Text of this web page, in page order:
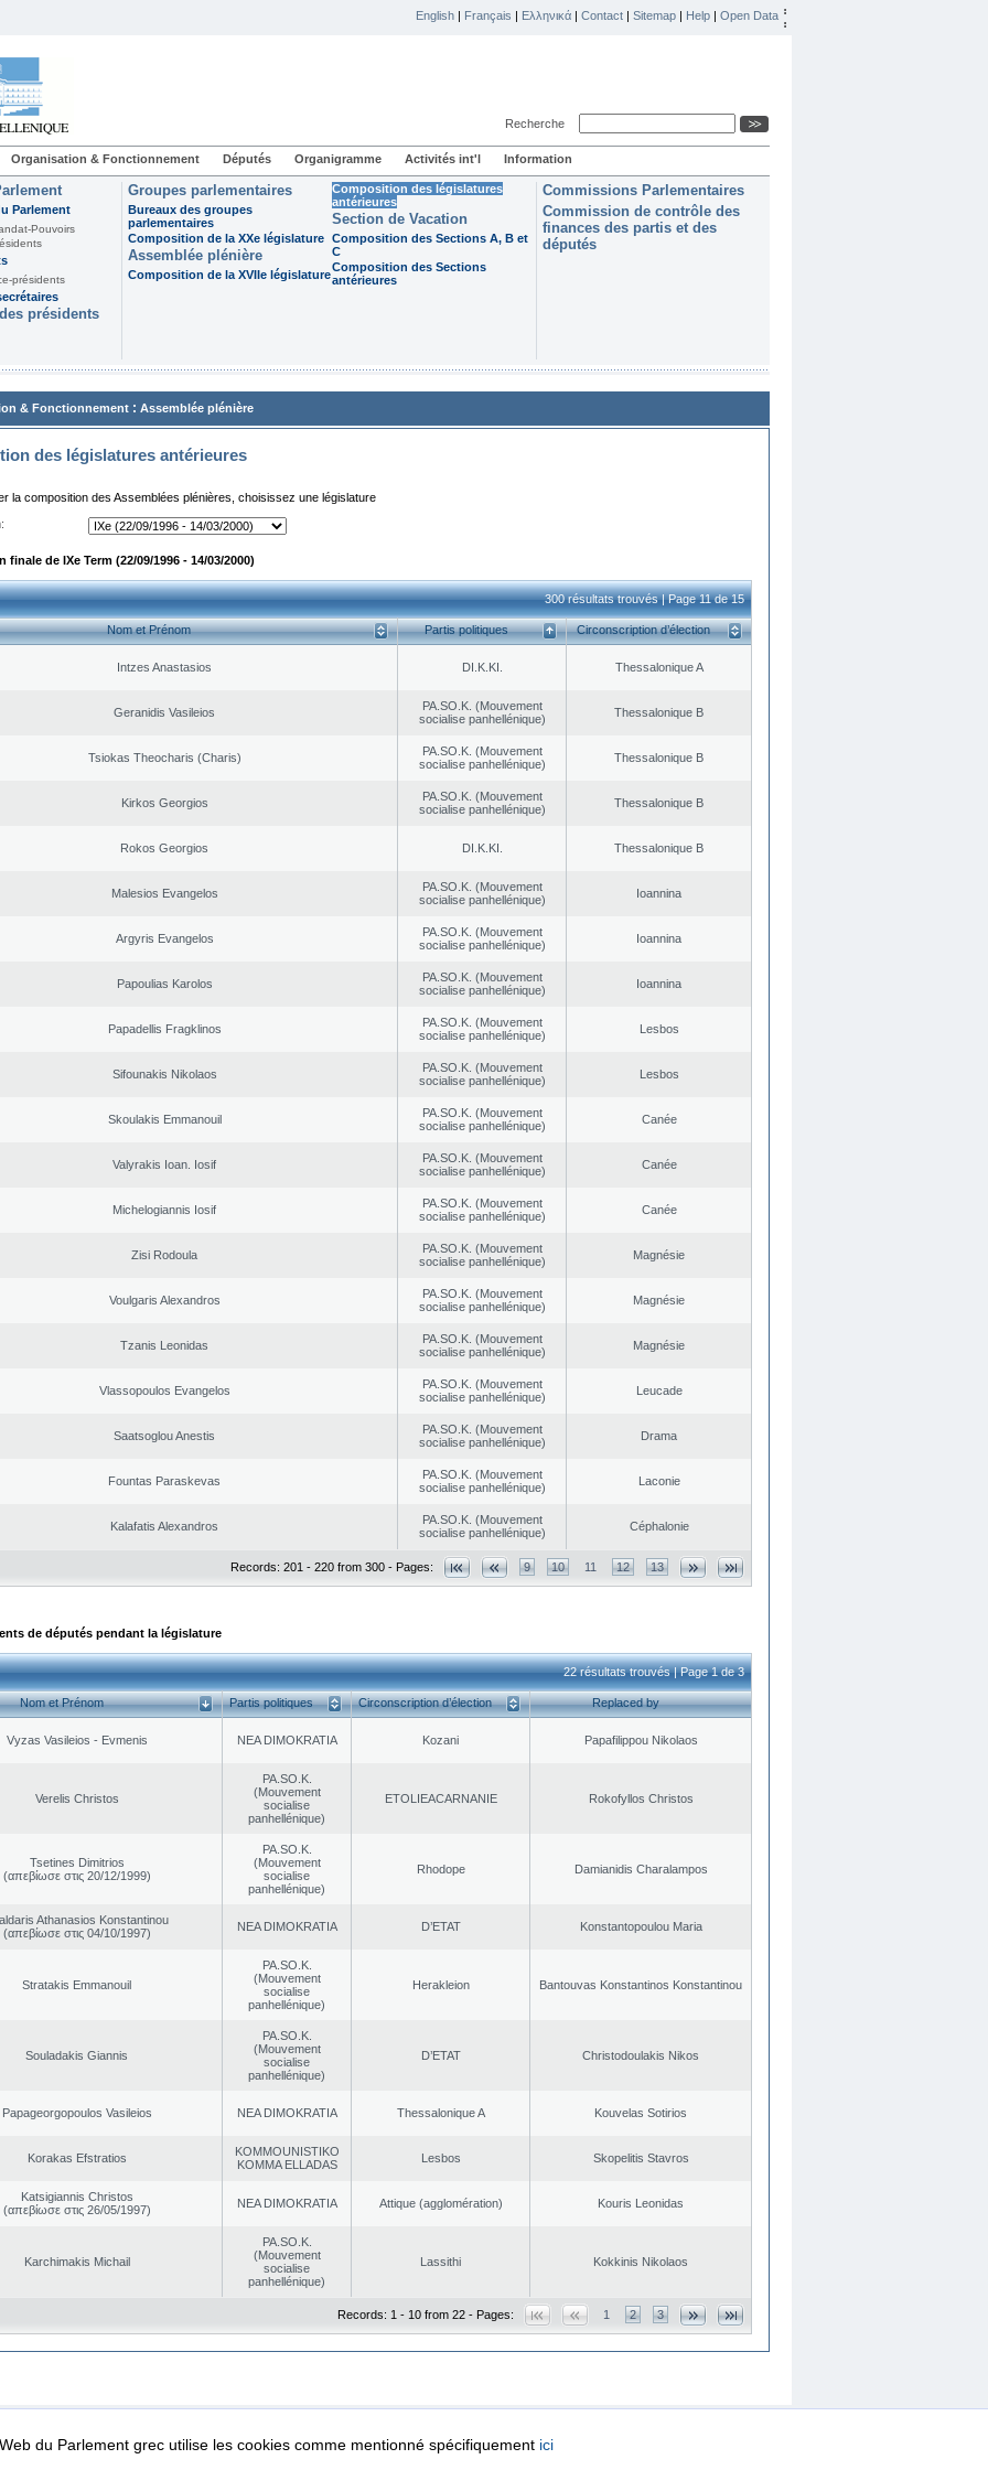
English | Français | Ελληνικά | Contact | Sitemap | Help | Open Data
Recherche
Organisation & Fonctionnement Députés Organigramme Activités int'l Information
Parlement
Pouvoirs
présidents
présidents
Groupes parlementaires
Bureaux des groupes
parlementaires
Composition de la XXe législature
Assemblée plénière
Composition de la XVIIe législature
Composition des législatures
antérieures
Section de Vacation
Composition des Sections A, B et
C
Composition des Sections
antérieures
Commissions Parlementaires
Commission de contrôle des
finances des partis et des
députés
& Fonctionnement : Assemblée plénière
des législatures antérieures
la composition des Assemblées plénières, choisissez une législature
finale de IXe Term (22/09/1996 - 14/03/2000)
300 résultats trouvés | Page 11 de 15
Nom et Prénom Partis politiques Circonscription d’élection
Intzes Anastasios DI.K.KI. Thessalonique A
Geranidis Vasileios
PA.SO.K. (Mouvement
socialise panhellénique)
Thessalonique B
Tsiokas Theocharis (Charis)
PA.SO.K. (Mouvement
socialise panhellénique)
Thessalonique B
Kirkos Georgios
PA.SO.K. (Mouvement
socialise panhellénique)
Thessalonique B
Rokos Georgios DI.K.KI. Thessalonique B
Malesios Evangelos
PA.SO.K. (Mouvement
socialise panhellénique)
Ioannina
Argyris Evangelos
PA.SO.K. (Mouvement
socialise panhellénique)
Ioannina
Papoulias Karolos
PA.SO.K. (Mouvement
socialise panhellénique)
Ioannina
Papadellis Fragklinos
PA.SO.K. (Mouvement
socialise panhellénique)
Lesbos
Sifounakis Nikolaos
PA.SO.K. (Mouvement
socialise panhellénique)
Lesbos
Skoulakis Emmanouil
PA.SO.K. (Mouvement
socialise panhellénique)
Canée
Valyrakis Ioan. Iosif
PA.SO.K. (Mouvement
socialise panhellénique)
Canée
Michelogiannis Iosif
PA.SO.K. (Mouvement
socialise panhellénique)
Canée
Zisi Rodoula
PA.SO.K. (Mouvement
socialise panhellénique)
Magnésie
Voulgaris Alexandros
PA.SO.K. (Mouvement
socialise panhellénique)
Magnésie
Tzanis Leonidas
PA.SO.K. (Mouvement
socialise panhellénique)
Magnésie
Vlassopoulos Evangelos
PA.SO.K. (Mouvement
socialise panhellénique)
Leucade
Saatsoglou Anestis
PA.SO.K. (Mouvement
socialise panhellénique)
Drama
Fountas Paraskevas
PA.SO.K. (Mouvement
socialise panhellénique)
Laconie
Kalafatis Alexandros
PA.SO.K. (Mouvement
socialise panhellénique)
Céphalonie
Records: 201 - 220 from 300 - Pages: 9 10 11 12 13
de députés pendant la législature
22 résultats trouvés | Page 1 de 3
Nom et Prénom Partis politiques Circonscription d’élection Replaced by
Vyzas Vasileios - Evmenis NEA DΙMOKRATIA Kozani Papafilippou Nikolaos
Verelis Christos
PA.SO.K.
(Mouvement
socialise
panhellénique)
EΤOLIEACARNANIE Rokofyllos Christos
Tsetines Dimitrios
(απεβίωσε στις 20/12/1999)
PA.SO.K.
(Mouvement
socialise
panhellénique)
Rhodope Damianidis Charalampos
Athanasios Konstantinou
(απεβίωσε στις 04/10/1997)
NEA DΙMOKRATIA D’ETAT Konstantopoulou Maria
Stratakis Emmanouil
PA.SO.K.
(Mouvement
socialise
panhellénique)
Herakleion Bantouvas Konstantinos Konstantinou
Souladakis Giannis
PA.SO.K.
(Mouvement
socialise
panhellénique)
D’ETAT Christodoulakis Nikos
Papageorgopoulos Vasileios NEA DΙMOKRATIA Thessalonique A Kouvelas Sotirios
Korakas Efstratios
KOMMOUNISTIKO
KOMMA ELLADAS
Lesbos Skopelitis Stavros
Katsigiannis Christos
(απεβίωσε στις 26/05/1997)
NEA DΙMOKRATIA Αttique (agglomération) Kouris Leonidas
Karchimakis Michail
PA.SO.K.
(Mouvement
socialise
panhellénique)
Lassithi Kokkinis Nikolaos
Records: 1 - 10 from 22 - Pages: 1 2 3
Protection Security & Access
du Parlement grec utilise les cookies comme mentionné spécifiquement ici